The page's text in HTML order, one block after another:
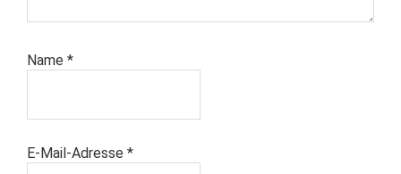
Name *
E-Mail-Adresse *